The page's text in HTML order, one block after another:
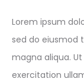
Lorem ipsum
sed do eiusmod
magna aliqua.
exercitation